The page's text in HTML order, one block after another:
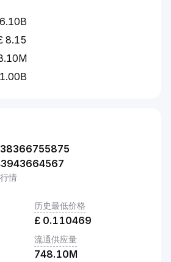
6.10B
8.15
1.00B
情
历史最低价格
£ 0.110469
流通供应量
748.10M